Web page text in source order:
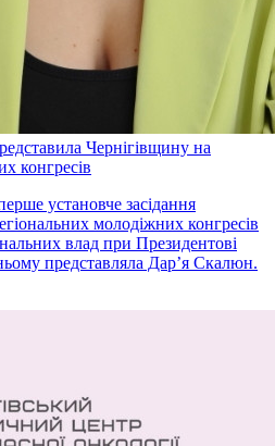
Чернігівщину на
конгресів
установче засідання
молодіжних конгресів
влад при Президентові
представляла Дарʼя Скалюн.